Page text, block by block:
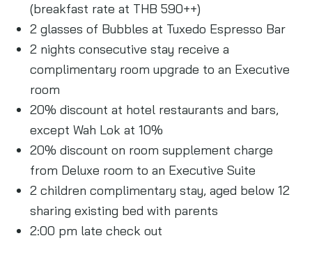
(breakfast rate at THB 590++)
2 glasses of Bubbles at Tuxedo Espresso Bar
2 nights consecutive stay receive a
complimentary room upgrade to an Executive
room
20% discount at hotel restaurants and bars,
except Wah Lok at 10%
20% discount on room supplement charge
from Deluxe room to an Executive Suite
2 children complimentary stay, aged below 12
sharing existing bed with parents
2:00 pm late check out